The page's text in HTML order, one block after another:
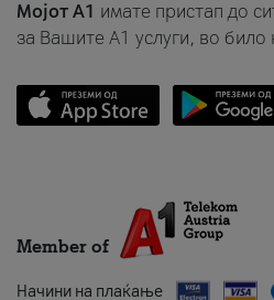
Мојот A1 имате пристап до
за Вашите A1 услуги, во било
Member of
Начини на плаќање